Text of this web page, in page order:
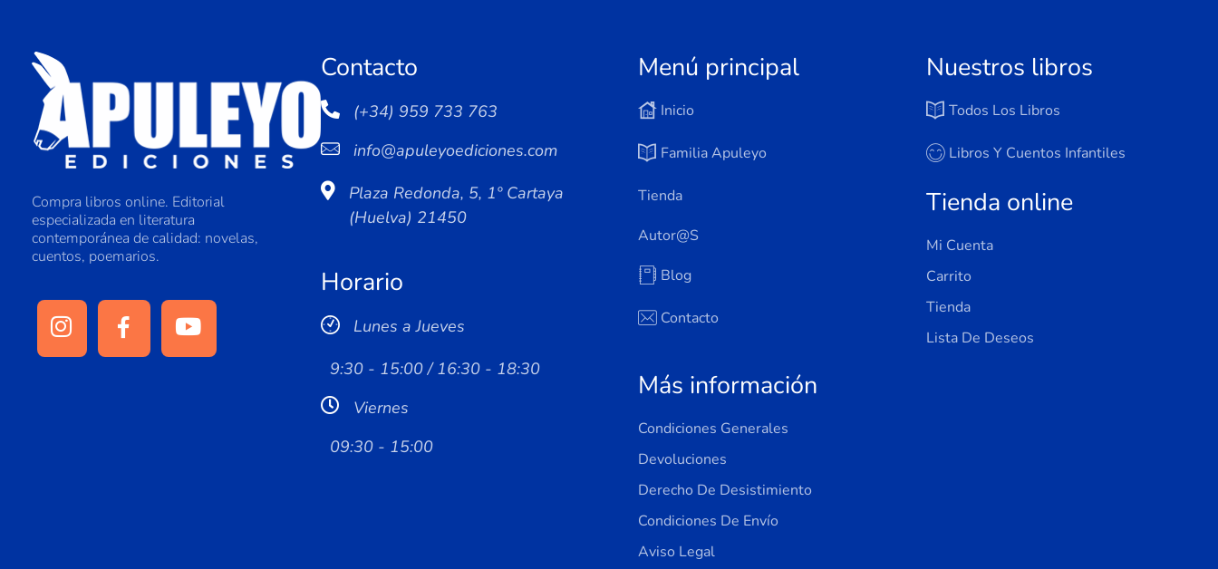
Compra libros online. Editorial
especializada en literatura
contemporánea de calidad: novelas,
cuentos, poemarios.
Contacto
(+34) 959 733 763
info@apuleyoediciones.com
Plaza Redonda, 5, 1º Cartaya
(Huelva) 21450
Horario
Lunes a Jueves
9:30 - 15:00 / 16:30 - 18:30
Viernes
09:30 - 15:00
Menú principal
Inicio
Familia Apuleyo
Tienda
Autor@s
Blog
Contacto
Más información
Condiciones Generales
Devoluciones
Derecho De Desistimiento
Condiciones De Envío
Aviso Legal
Nuestros libros
Todos Los Libros
Libros Y Cuentos Infantiles
Tienda online
Mi Cuenta
Carrito
Tienda
Lista De Deseos